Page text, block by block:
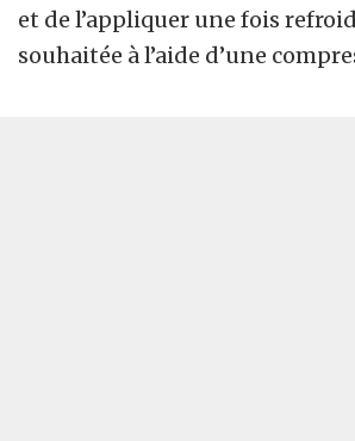
et de l’appliquer une fois
souhaitée à l’aide d’une